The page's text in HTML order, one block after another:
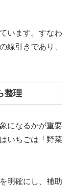
います。すなわ
線引きであり、
整理
になるかが重要
いちごは「野菜
明確にし、補助